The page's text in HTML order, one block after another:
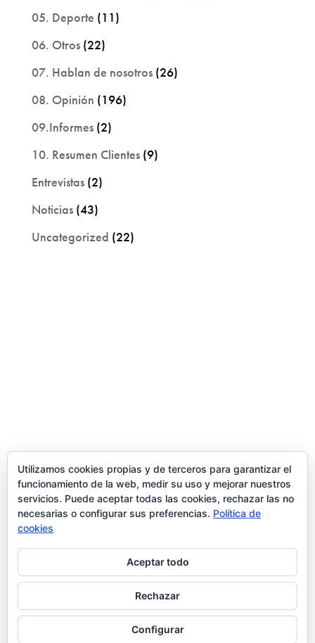
05. Deporte (11)
06. Otros(22)
07. Hablan de nosotros(26)
08. Opinión (196)
09.Informes(2)
10. Resumen Clientes(9)
Entrevistas(2)
Noticias(43)
Uncategorized (22)
instagram
linkedin
Aviso Legal y Condiciones de Uso
Utilizamos cookies propias y de terceros para garantizar el
funcionamiento de la web, medir su uso y mejorar nuestros
servicios. Puede aceptar todas las cookies, rechazar las no
necesarias o configurar sus preferencias. Política de
cookies
Aceptar todo
Rechazar
Configurar